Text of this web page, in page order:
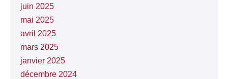
juin 2025
mai 2025
avril 2025
mars 2025
janvier 2025
décembre 2024